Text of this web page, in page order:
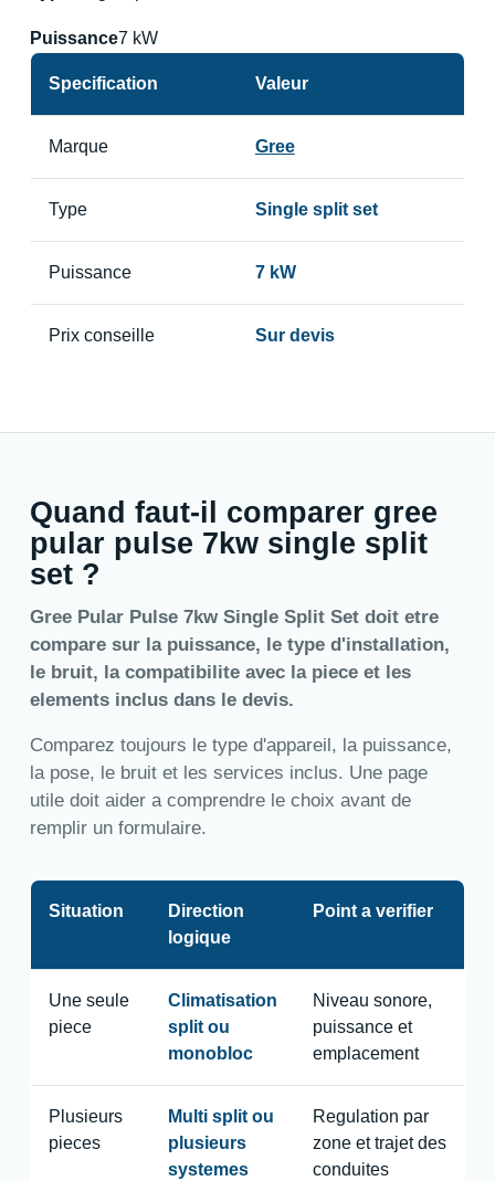
Puissance7 kW
Specification Valeur
Marque Gree
Type Single split set
Puissance 7 kW
Prix conseille Sur devis
Quand faut-il comparer gree
pular pulse 7kw single split
set ?
Gree Pular Pulse 7kw Single Split Set doit etre
compare sur la puissance, le type d'installation,
le bruit, la compatibilite avec la piece et les
elements inclus dans le devis.
Comparez toujours le type d'appareil, la puissance,
la pose, le bruit et les services inclus. Une page
utile doit aider a comprendre le choix avant de
remplir un formulaire.
Situation
Direction
logique
Point a verifier
Une seule
piece
Climatisation
split ou
monobloc
Niveau sonore,
puissance et
emplacement
Plusieurs
pieces
Multi split ou
plusieurs
systemes
Regulation par
zone et trajet des
conduites